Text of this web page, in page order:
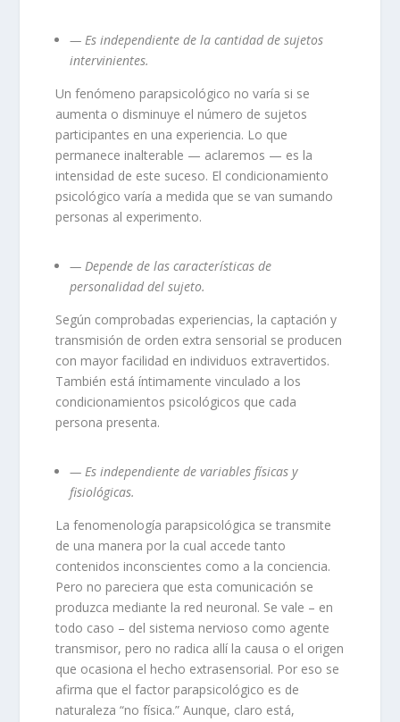
— Es independiente de la cantidad de sujetos
intervinientes.
Un fenómeno parapsicológico no varía si se
aumenta o disminuye el número de sujetos
participantes en una experiencia. Lo que
permanece inalterable — aclaremos — es la
intensidad de este suceso. El condicionamiento
psicológico varía a medida que se van sumando
personas al experimento.
— Depende de las características de
personalidad del sujeto.
Según comprobadas experiencias, la captación y
transmisión de orden extra sensorial se producen
con mayor facilidad en individuos extravertidos.
También está íntimamente vinculado a los
condicionamientos psicológicos que cada
persona presenta.
— Es independiente de variables físicas y
fisiológicas.
La fenomenología parapsicológica se transmite
de una manera por la cual accede tanto
contenidos inconscientes como a la conciencia.
Pero no pareciera que esta comuni­cación se
produzca mediante la red neuronal. Se vale – en
todo caso – del sistema nervioso como agente
transmisor, pero no radica allí la causa o el origen
que ocasiona el hecho extrasensorial. Por eso se
afirma que el factor parapsicológico es de
naturaleza “no física.” Aunque, claro está,